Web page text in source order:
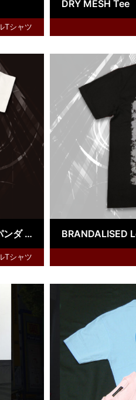
Tシャツ
DRY MESH Tee
BRANDALISED PANDA GUNS Tee（パンダ ガン：バンクシーグラフティアート）
Tシャツ